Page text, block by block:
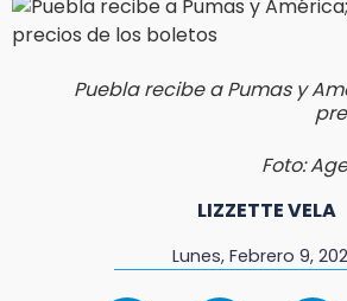
Puebla recibe a Pumas y
Foto:
LIZZETTE VELA
Lunes, Febrero 9,